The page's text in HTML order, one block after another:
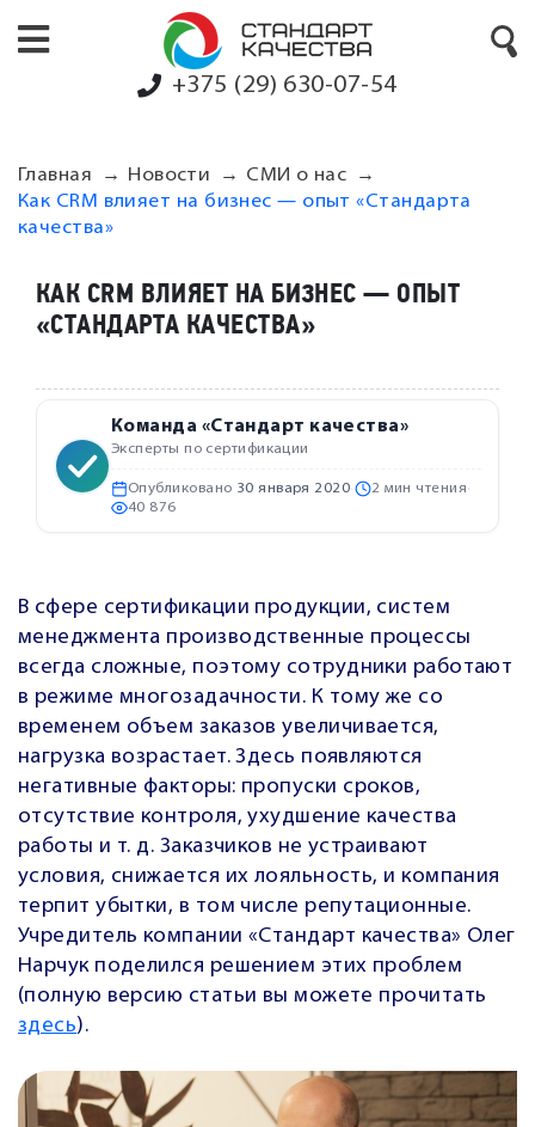
+375 (29) 630-07-54
Главная Новости
СМИ о нас
Как CRM влияет на бизнес — опыт «Стандарта
качества»
КАК CRM ВЛИЯЕТ НА БИЗНЕС — ОПЫТ
«СТАНДАРТА КАЧЕСТВА»
Команда «Стандарт качества»
Эксперты по сертификации
Опубликовано 30 января 2020· 2 мин чтения·
40 876
В сфере сертификации продукции, систем
менеджмента производственные процессы
всегда сложные, поэтому сотрудники работают
в режиме многозадачности. К тому же со
временем объем заказов увеличивается,
нагрузка возрастает. Здесь появляются
негативные факторы: пропуски сроков,
отсутствие контроля, ухудшение качества
работы и т. д. Заказчиков не устраивают
условия, снижается их лояльность, и компания
терпит убытки, в том числе репутационные.
Учредитель компании «Стандарт качества» Олег
Нарчук поделился решением этих проблем
(полную версию статьи вы можете прочитать
здесь).